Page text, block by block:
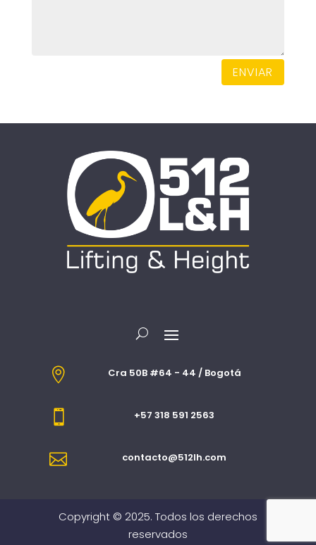
ENVIAR
 Cra 50B #64 - 44 / Bogotá
 +57 318 591 2563
 contacto@512lh.com
Copyright © 2025. Todos los derechos
reservados